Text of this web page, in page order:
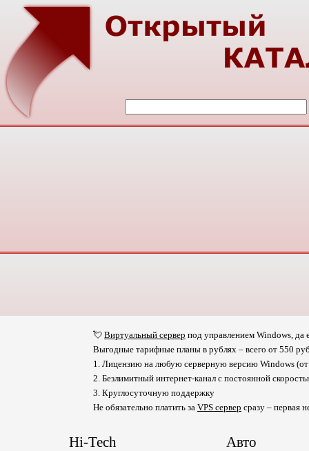
💘 Виртуальный сервер под управлением Windows, да
Выгодные тарифные планы в рублях – всего от 550
1. Лицензию на любую серверную версию Windows
2. Безлимитный интернет-канал с постоянной
3. Круглосуточную поддержку
Не обязательно платить за VPS сервер сразу – первая
Hi-Tech
Авто